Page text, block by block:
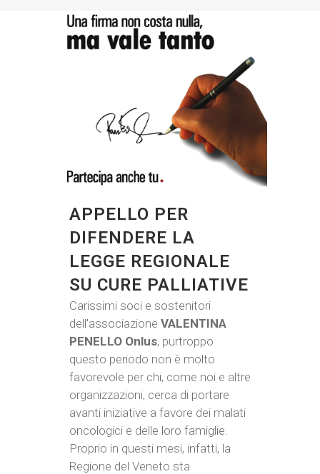
APPELLO PER
DIFENDERE LA
LEGGE REGIONALE
SU CURE PALLIATIVE
Carissimi soci e sostenitori
dell'associazione VALENTINA
PENELLO Onlus, purtroppo
questo periodo non è molto
favorevole per chi, come noi e altre
organizzazioni, cerca di portare
avanti iniziative a favore dei malati
oncologici e delle loro famiglie.
Proprio in questi mesi, infatti, la
Regione del Veneto sta